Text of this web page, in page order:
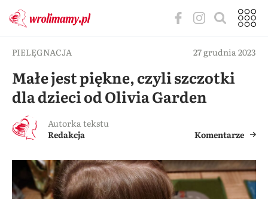
PIELĘGNACJA 27 grudnia 2023
Małe jest piękne, czyli szczotki
dla dzieci od Olivia Garden
Autorka tekstu
Redakcja
Komentarze